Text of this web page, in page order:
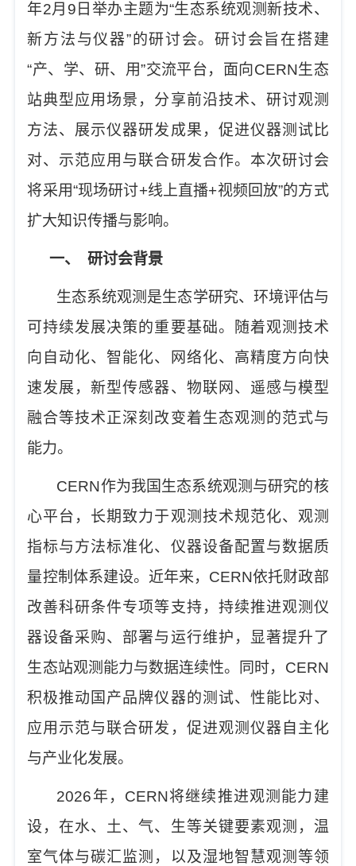
年2月 9 日举办主题为“生态系统观测新技术、
新方法与仪器”的研讨会。研讨会旨在搭建
“产、学、研、用”交流平台，面向CERN生态
站典型应用场景，分享前沿技术、研讨观测
方法、展示仪器研发成果，促进仪器测试比
对、示范应用与联合研发合作。本次研讨会
将采用“现场研讨+线上直播+视频回放”的方式
扩大知识传播与影响。
一、研讨会背景
生态系统观测是生态学研究、环境评估与
可持续发展决策的重要基础。随着观测技术
向自动化、智能化、网络化、高精度方向快
速发展，新型传感器、物联网、遥感与模型
融合等技术正深刻改变着生态观测的范式与
能力。
CERN作为我国生态系统观测与研究的核
心平台，长期致力于观测技术规范化、观测
指标与方法标准化、仪器设备配置与数据质
量控制体系建设。近年来， CERN依托财政部
改善科研条件专项等支持，持续推进观测仪
器设备采购、部署与运行维护，显著提升了
生态站观测能力与数据连续性。同时， CERN
积极推动国产品牌仪器的测试、性能比对、
应用示范与联合研发，促进观测仪器自主化
与产业化发展。
2026年， CERN将继续推进观测能力建
设，在水、土、气、生等关键要素观测，温
室气体与碳汇监测，以及湿地智慧观测等领